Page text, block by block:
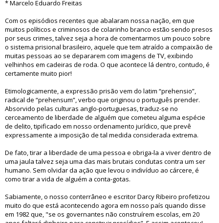
* Marcelo Eduardo Freitas
Com os episódios recentes que abalaram nossa nação, em que
muitos políticos e criminosos de colarinho branco estão sendo presos
por seus crimes, talvez seja a hora de comentarmos um pouco sobre
o sistema prisional brasileiro, aquele que tem atraído a compaixão de
muitas pessoas ao se depararem com imagens de TV, exibindo
velhinhos em cadeiras de roda. O que acontece lá dentro, contudo, é
certamente muito pior!
Etimologicamente, a expressão prisão vem do latim “prehensio”,
radical de “prehensum”, verbo que originou o português prender.
Absorvido pelas culturas anglo-portuguesas, traduz-se no
cerceamento de liberdade de alguém que cometeu alguma espécie
de delito, tipificado em nosso ordenamento jurídico, que prevê
expressamente a imposição de tal medida considerada extrema.
De fato, tirar a liberdade de uma pessoa e obriga-la a viver dentro de
uma jaula talvez seja uma das mais brutais condutas contra um ser
humano. Sem olvidar da ação que levou o indivíduo ao cárcere, é
como tirar a vida de alguém a conta-gotas.
Sabiamente, o nosso conterrâneo e escritor Darcy Ribeiro profetizou
muito do que está acontecendo agora em nosso país quando disse
em 1982 que, "se os governantes não construírem escolas, em 20